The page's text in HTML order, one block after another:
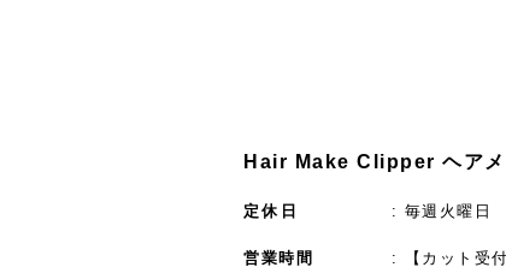
Hair Make Clipper ヘアメ
定休日 毎週火曜日
営業時間
【カット受